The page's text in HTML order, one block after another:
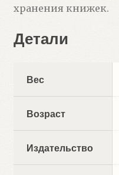
хранения книжек.
Детали
Вес
Возраст
Издательство